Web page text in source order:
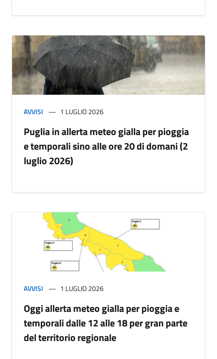
AVVISI 1 LUGLIO 2026
Puglia in allerta meteo gialla per pioggia
e temporali sino alle ore 20 di domani (2
luglio 2026)
AVVISI 1 LUGLIO 2026
Oggi allerta meteo gialla per pioggia e
temporali dalle 12 alle 18 per gran parte
del territorio regionale